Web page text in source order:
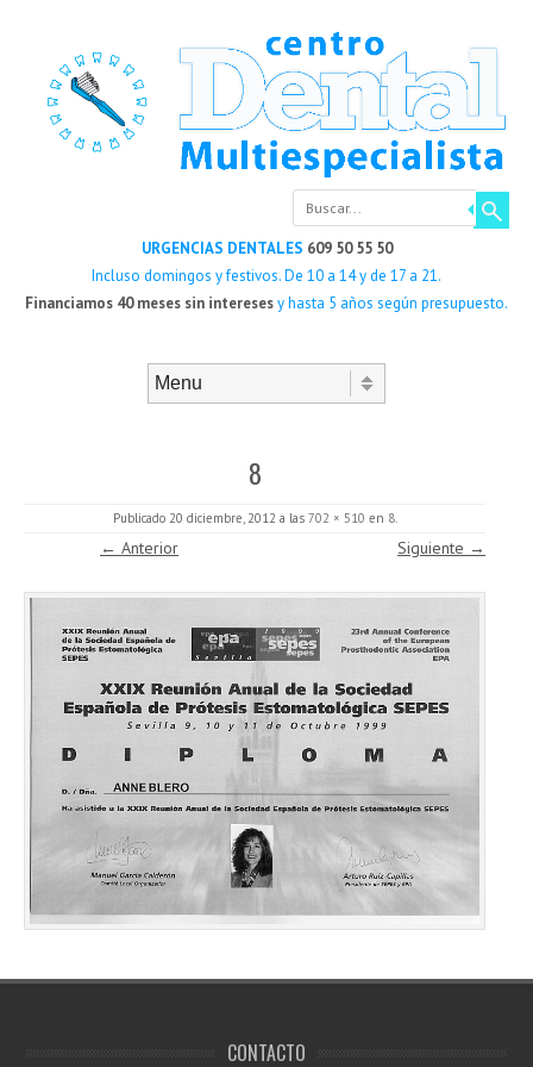
Buscar
URGENCIAS DENTALES 609 50 55 50
Incluso domingos y festivos. De 10 a 14 y de 17 a 21.
Financiamos 40 meses sin interesesy hasta 5 años según presupuesto.
8
Publicado 20 diciembre, 2012 a las 702 × 510 en 8.
← Anterior Siguiente →
CONTACTO